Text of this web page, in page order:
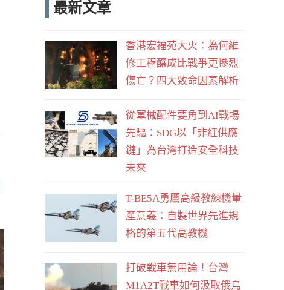
e
o
o
k
d
最新文章
香港宏福苑大火：為何維
修工程釀成比戰爭更慘烈
傷亡？四大致命因素解析
從軍械配件要角到AI戰場
先驅：SDG以「非紅供應
鏈」為台灣打造安全科技
未來
T-BE5A勇鷹高級教練機量
產意義：自製世界先進規
格的第五代高教機
打破戰車無用論！台灣
M1A2T戰車如何汲取俄烏